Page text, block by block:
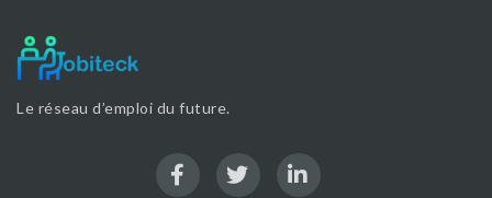
Le réseau d’emploi du future.